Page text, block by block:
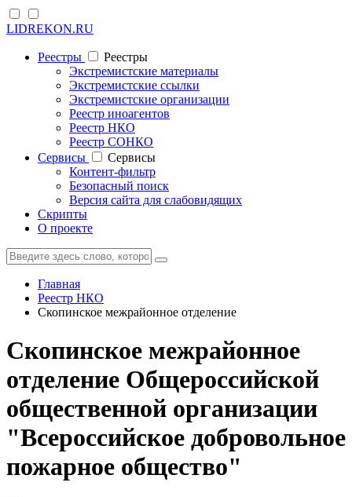
LIDREKON.RU
Реестры
Реестры
Экстремистские материалы
Экстремистские ссылки
Экстремистские организации
Реестр иноагентов
Реестр НКО
Реестр СОНКО
Cервисы
Cервисы
Контент-фильтр
Безопасный поиск
Версия сайта для слабовидящих
Скрипты
О проекте
Главная
Реестр НКО
Скопинское межрайонное отделение
Скопинское межрайонное
отделение Общероссийской
общественной организации
"Всероссийское добровольное
пожарное общество"